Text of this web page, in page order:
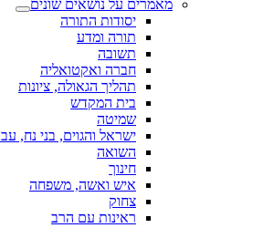
מאמרים על נושאים שונים
יסודות התורה
תורה ומדע
תשובה
חברה ואקטואליה
תהליך הגאולה, ציונות
בית המקדש
שמיטה
ישראל והגוים, בני נח,
השואה
חינוך
איש ואשה, משפחה
צחוק
ראינות עם הרב